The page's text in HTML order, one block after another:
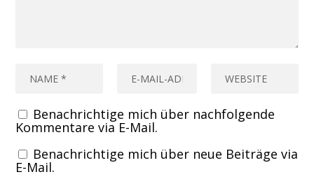
Benachrichtige mich über nachfolgende
Kommentare via E-Mail.
Benachrichtige mich über neue Beiträge via
E-Mail.